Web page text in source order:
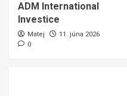
ADM International
Investice
Matej
11. júna 2026
0